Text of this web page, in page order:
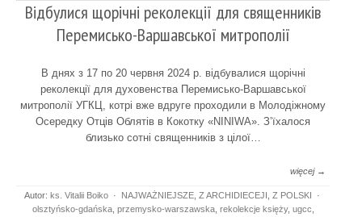
Відбулися щорічні реколекції для священників
Перемисько-Варшавської митрополії
В днях з 17 по 20 червня 2024 р. відбувалися щорічні
реколекції для духовенства Перемисько-Варшавської
митрополії УГКЦ, котрі вже вдруге проходили в Молодіжному
Осередку Отців Облятів в Кокотку «NINIWA». З’їхалося
близько сотні священників з цілої…
więcej →
Autor: ks. Vitalii Boiko · NAJWAŻNIEJSZE, Z ARCHIDIECEJI Z POLSKI
·
olsztyńsko-gdańska, przemysko-warszawska, rekolekcje księży, ugcc